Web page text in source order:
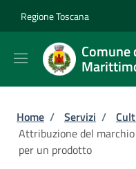
Regione Toscana
Briciole di
Home / Servizi /
Attribuzione del
per un prodotto